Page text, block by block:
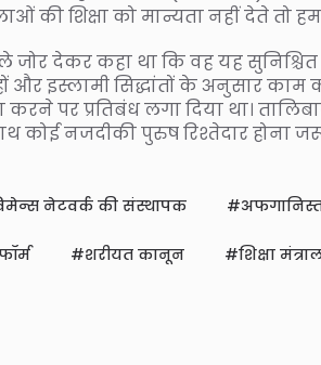
की शिक्षा को मान्यता नहीं देते तो
देकर कहा था कि वह यह सुनिश्चित
इस्लामी सिद्धांतों के अनुसार काम
करने पर प्रतिबंध लगा दिया था।
कोई नजदीकी पुरुष रिश्तेदार होना
नेटवर्क की संस्थापक
शरीयत कानून शिक्षा